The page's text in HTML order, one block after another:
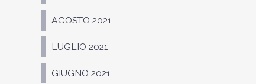
AGOSTO 2021
LUGLIO 2021
GIUGNO 2021